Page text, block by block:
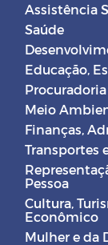
Assistência
Saúde
Educação,
Meio
Finanças,
Transportes
Pessoa
Cultura,
Econômico
Mulher e da